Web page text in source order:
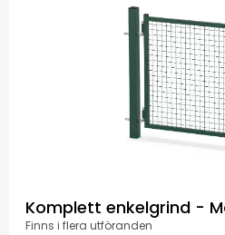
Komplett enkelgrind -
Finns i flera utföranden